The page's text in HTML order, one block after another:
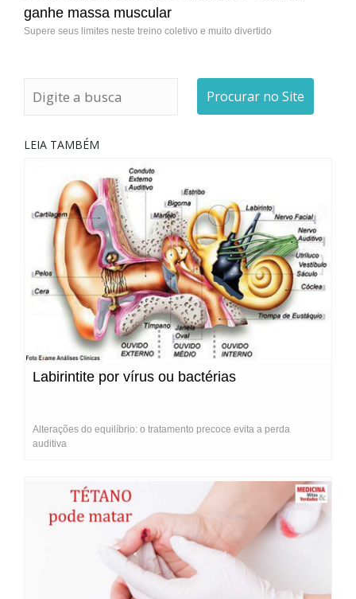
ganhe massa muscular
Supere seus limites neste treino coletivo e muito divertido
Procurar no Site
LEIA TAMBÉM
Labirintite por vírus ou bactérias
Alterações do equilíbrio: o tratamento precoce evita a perda
auditiva